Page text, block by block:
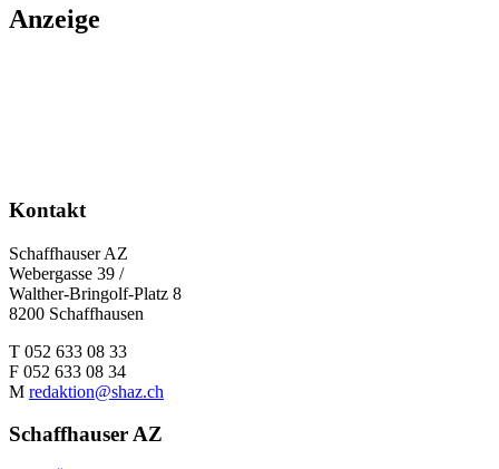
Anzeige
Kontakt
Schaffhauser AZ
Webergasse 39 /
Walther-Bringolf-Platz 8
8200 Schaffhausen
T 052 633 08 33
F 052 633 08 34
M redaktion@shaz.ch
Schaffhauser AZ